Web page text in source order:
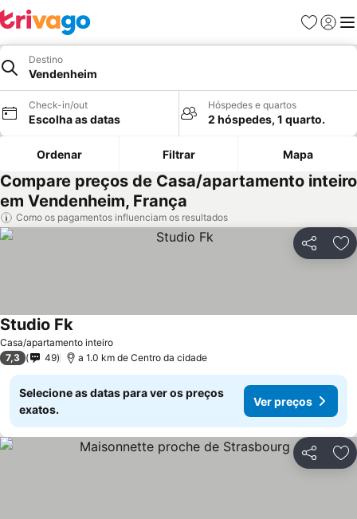
Favoritos
Iniciar
Destino
Vendenheim
Check-in/out
Escolha as datas
Hóspedes e quartos
2 hóspedes, 1 quarto.
Ordenar Filtrar Mapa
Compare preços de Casa/apartamento inteiro
em Vendenheim, França
Como os pagamentos influenciam os resultados
Partilhar
Casa/apartamento inteiro
Studio Fk
7,3 49 a 1.0 km de Centro da cidade
Selecione as datas para ver os preços
exatos.
Ver preços
Partilhar